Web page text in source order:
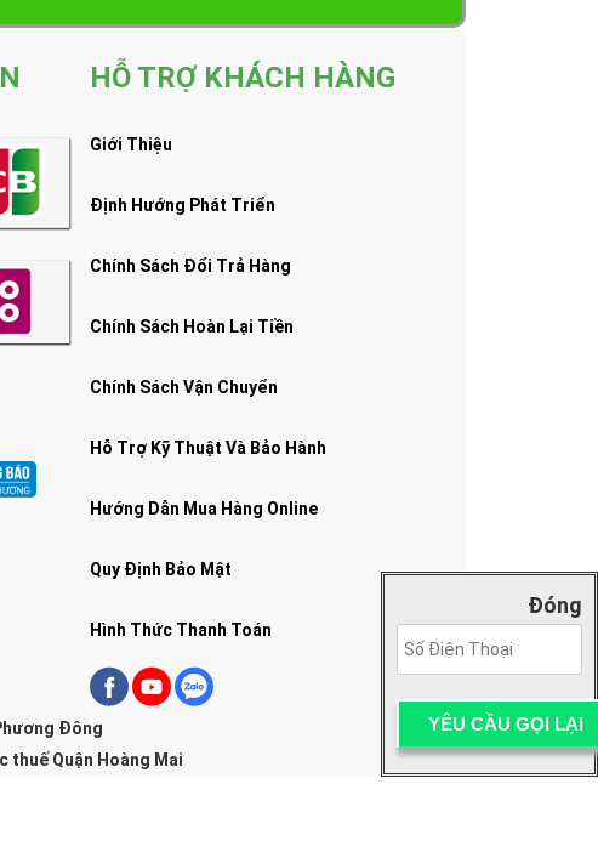
HỖ TRỢ KHÁCH HÀNG
Giới Thiệu
Định Hướng Phát Triển
Chính Sách Đổi Trả Hàng
Chính Sách Hoàn Lại Tiền
Chính Sách Vận Chuyển
Hỗ Trợ Kỹ Thuật Và Bảo Hành
Hướng Dẫn Mua Hàng Online
Quy Định Bảo Mật
Hình Thức Thanh Toán
Đông
thuế Quận Hoàng Mai
Đóng